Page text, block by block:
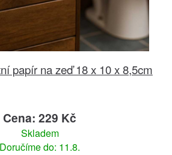
papír na zeď 18 x 10 x 8,5cm
Cena: 229 Kč
Skladem
Doručíme do: 11.8.